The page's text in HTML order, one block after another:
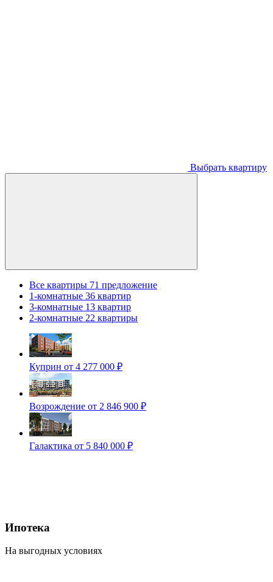
Выбрать квартиру
Все квартиры 71 предложение
1-комнатные 36 квартир
3-комнатные 13 квартир
2-комнатные 22 квартиры
Куприн от 4 277 000 ₽
Возрождение от 2 846 900 ₽
Галактика от 5 840 000 ₽
Ипотека
На выгодных условиях